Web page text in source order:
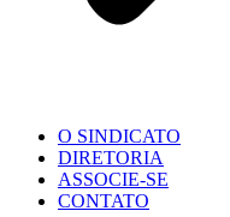
O SINDICATO
DIRETORIA
ASSOCIE-SE
CONTATO